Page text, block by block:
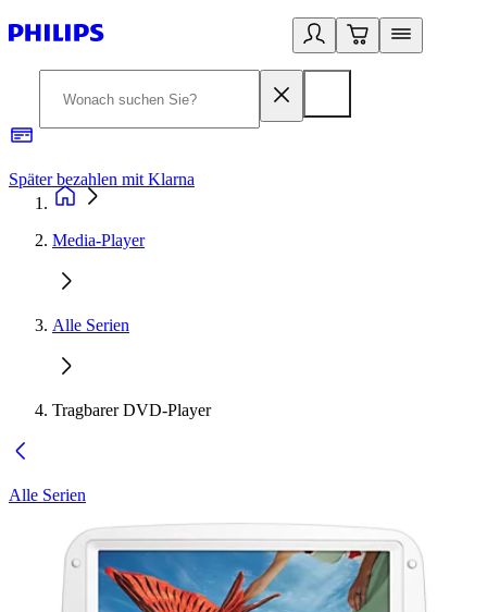
Später bezahlen mit Klarna
Media-Player
Alle Serien
Tragbarer DVD-Player
Alle Serien